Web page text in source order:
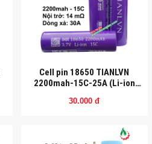
Cell pin 18650 TIANLVN
2200mah-15C-25A (Li-ion
30.000 đ